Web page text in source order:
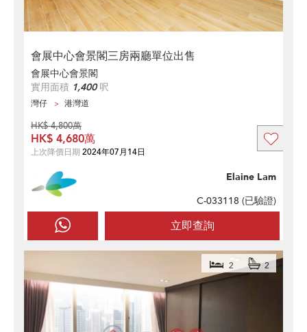
會展中心會景閣三房兩廳單位出售
會展中心會景閣
實用面積 1,400呎
灣仔 港灣道
立即查詢
Elaine Lam
C-033118 (已驗證)
HK$ 4,800萬
HK$ 4,680萬
上次降價日期 2024年07月14日
2 2